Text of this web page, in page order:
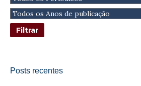
Posts recentes